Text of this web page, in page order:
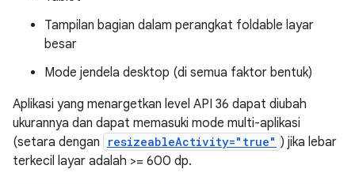
Tampilan bagian dalam perangkat foldable layar
besar
Mode jendela desktop (di semua faktor bentuk)
Aplikasi yang menargetkan level API 36 dapat diubah
ukurannya dan dapat memasuki mode multi-aplikasi
(setara dengan
resizeableActivity="true" ) jika lebar
terkecil layar adalah >= 600 dp.